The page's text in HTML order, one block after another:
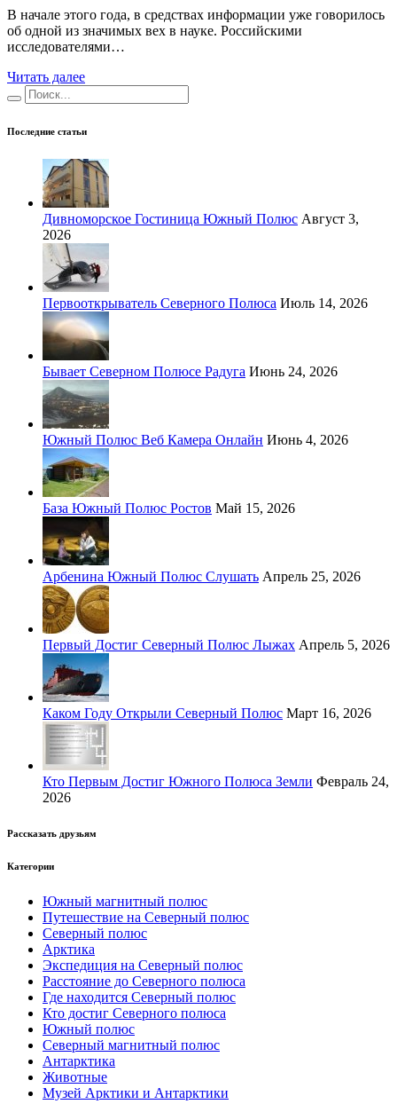
В начале этого года, в средствах информации уже говорилось
об одной из значимых вех в науке. Российскими
исследователями…
Читать далее
Последние статьи
Дивноморское Гостиница Южный Полюс Август 3,
2026
Первооткрыватель Северного Полюса Июль 14, 2026
Бывает Северном Полюсе Радуга Июнь 24, 2026
Южный Полюс Веб Камера Онлайн Июнь 4, 2026
База Южный Полюс Ростов Май 15, 2026
Арбенина Южный Полюс Слушать Апрель 25, 2026
Первый Достиг Северный Полюс Лыжах Апрель 5, 2026
Каком Году Открыли Северный Полюс Март 16, 2026
Кто Первым Достиг Южного Полюса Земли Февраль 24,
2026
Рассказать друзьям
Категории
Южный магнитный полюс
Путешествие на Северный полюс
Северный полюс
Арктика
Экспедиция на Северный полюс
Расстояние до Северного полюса
Где находится Северный полюс
Кто достиг Северного полюса
Южный полюс
Северный магнитный полюс
Антарктика
Животные
Музей Арктики и Антарктики